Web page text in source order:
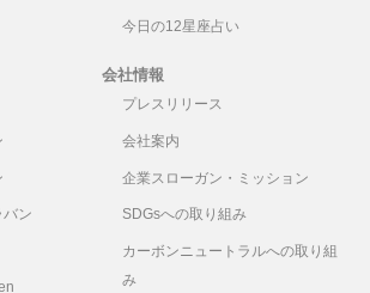
今日の12星座占い
ン
会社情報
プレスリリース
会社案内
企業スローガン・ミッション
SDGsへの取り組み
カーボンニュートラルへの取り組
み